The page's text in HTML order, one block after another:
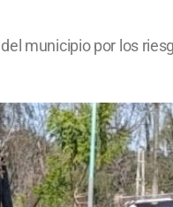
municipio por los